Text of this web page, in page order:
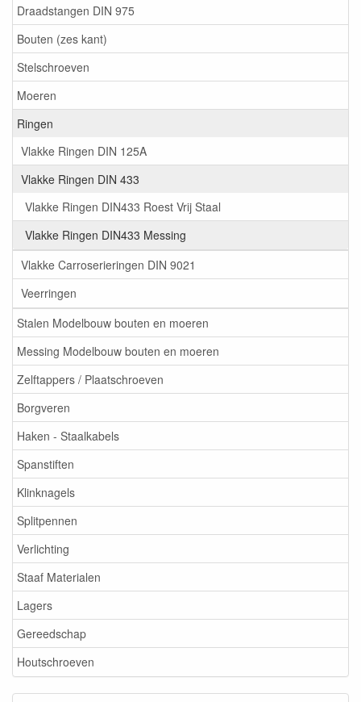
Draadstangen DIN 975
Bouten (zes kant)
Stelschroeven
Moeren
Ringen
Vlakke Ringen DIN 125A
Vlakke Ringen DIN 433
Vlakke Ringen DIN433 Roest Vrij Staal
Vlakke Ringen DIN433 Messing
Vlakke Carroserieringen DIN 9021
Veerringen
Stalen Modelbouw bouten en moeren
Messing Modelbouw bouten en moeren
Zelftappers / Plaatschroeven
Borgveren
Haken - Staalkabels
Spanstiften
Klinknagels
Splitpennen
Verlichting
Staaf Materialen
Lagers
Gereedschap
Houtschroeven